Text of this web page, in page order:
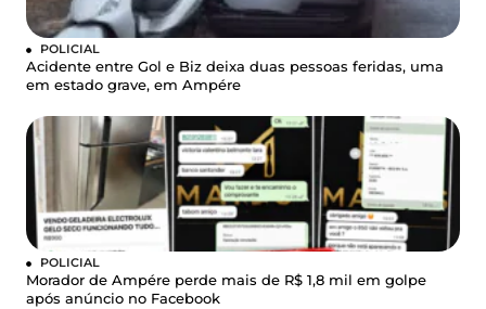
POLICIAL
Acidente entre Gol e Biz deixa duas pessoas feridas, uma
em estado grave, em Ampére
POLICIAL
Morador de Ampére perde mais de R$ 1,8 mil em golpe
após anúncio no Facebook